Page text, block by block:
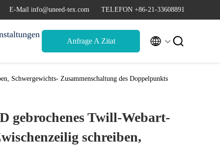
E-Mail info@uneed-tex.com TELEFON +86-21-33608891
Anfrage A Zitat  
Schwergewichts- Zusammenschaltung des Doppelpunkts
gebrochenes Twill-Webart-
schreiben,